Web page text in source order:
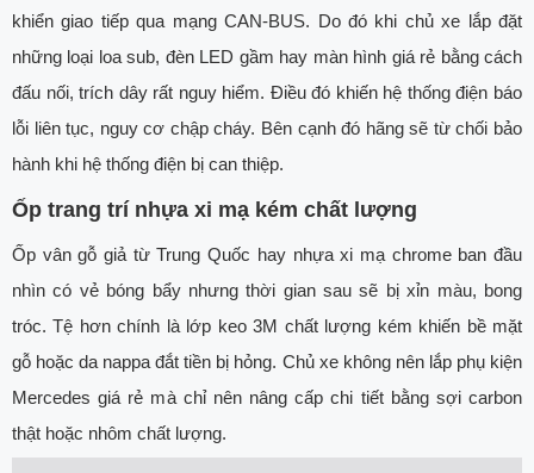
khiển giao tiếp qua mạng CAN-BUS. Do đó khi chủ xe lắp đặt
những loại loa sub, đèn LED gầm hay màn hình giá rẻ bằng cách
đấu nối, trích dây rất nguy hiểm. Điều đó khiến hệ thống điện báo
lỗi liên tục, nguy cơ chập cháy. Bên cạnh đó hãng sẽ từ chối bảo
hành khi hệ thống điện bị can thiệp.
Ốp trang trí nhựa xi mạ kém chất lượng
Ốp vân gỗ giả từ Trung Quốc hay nhựa xi mạ chrome ban đầu
nhìn có vẻ bóng bẩy nhưng thời gian sau sẽ bị xỉn màu, bong
tróc. Tệ hơn chính là lớp keo 3M chất lượng kém khiến bề mặt
gỗ hoặc da nappa đắt tiền bị hỏng. Chủ xe không nên lắp phụ kiện
Mercedes giá rẻ mà chỉ nên nâng cấp chi tiết bằng sợi carbon
thật hoặc nhôm chất lượng.